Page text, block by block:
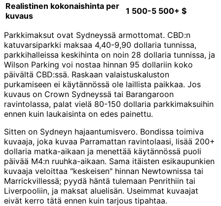
Realistinen kokonaishinta per
kuvaus
1 500-5 500+ $
Parkkimaksut ovat Sydneyssä armottomat. CBD:n
katuvarsiparkki maksaa 4,40-9,90 dollaria tunnissa,
parkkihalleissa keskihinta on noin 28 dollaria tunnissa, ja
Wilson Parking voi nostaa hinnan 95 dollariin koko
päivältä CBD:ssä. Raskaan valaistuskaluston
purkamiseen ei käytännössä ole laillista paikkaa. Jos
kuvaus on Crown Sydneyssä tai Barangaroon
ravintolassa, palat vielä 80-150 dollaria parkkimaksuihin
ennen kuin laukaisinta on edes painettu.
Sitten on Sydneyn hajaantumisvero. Bondissa toimiva
kuvaaja, joka kuvaa Parramattan ravintolaasi, lisää 200+
dollaria matka-aikaan ja menettää käytännössä puoli
päivää M4:n ruuhka-aikaan. Sama itäisten esikaupunkien
kuvaaja veloittaa "keskeisen" hinnan Newtownissa tai
Marrickvillessä; pyydä häntä tulemaan Penrithiin tai
Liverpooliin, ja maksat aluelisän. Useimmat kuvaajat
eivät kerro tätä ennen kuin tarjous tipahtaa.